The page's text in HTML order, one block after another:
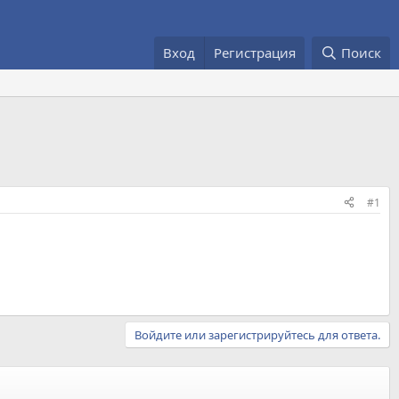
Вход Регистрация Поиск
#1
Войдите или зарегистрируйтесь для ответа.